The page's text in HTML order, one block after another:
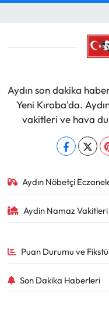
Aydın son dakika
Yeni Kıroba'da.
vakitleri ve hava
Aydın Nöbetçi
Aydin Namaz Vakitleri
Puan Durumu ve
Son Dakika Haberleri